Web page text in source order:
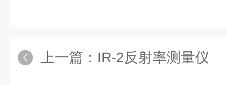
上一篇： IR-2反射率测量仪